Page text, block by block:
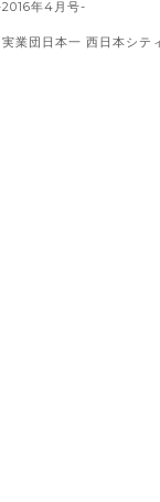
2016年4月号-
実業団日本一 西日本シ